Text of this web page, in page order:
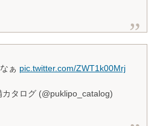
ぁ pic.twitter.com/ZWT1k00Mrj
タログ (@puklipo_catalog)